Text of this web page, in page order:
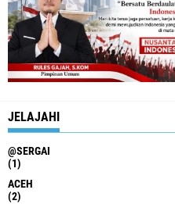
JELAJAHI
@SERGAI
(1)
ACEH
(2)